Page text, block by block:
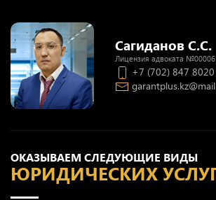
ОКАЗЫВАЕМ СЛЕДУЮЩИЕ ВИДЫ
ЮРИДИЧЕСКИХ
Сагиданов С.С.
Лицензия адвоката
+7 (702) 847 8020